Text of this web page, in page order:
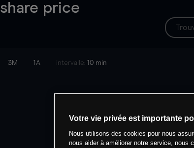
share price
3M 1A intervalle: 10 min
Votre vie privée est importante
Nous utilisons des cookies pour nous
nous aider à améliorer notre service, nous